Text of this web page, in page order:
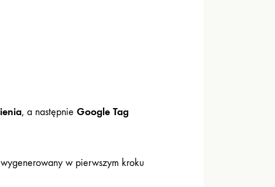
, a następnie Google Tag
wygenerowany w pierwszym kroku